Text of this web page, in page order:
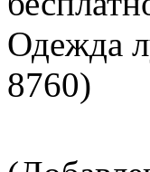
Одежда
8760)